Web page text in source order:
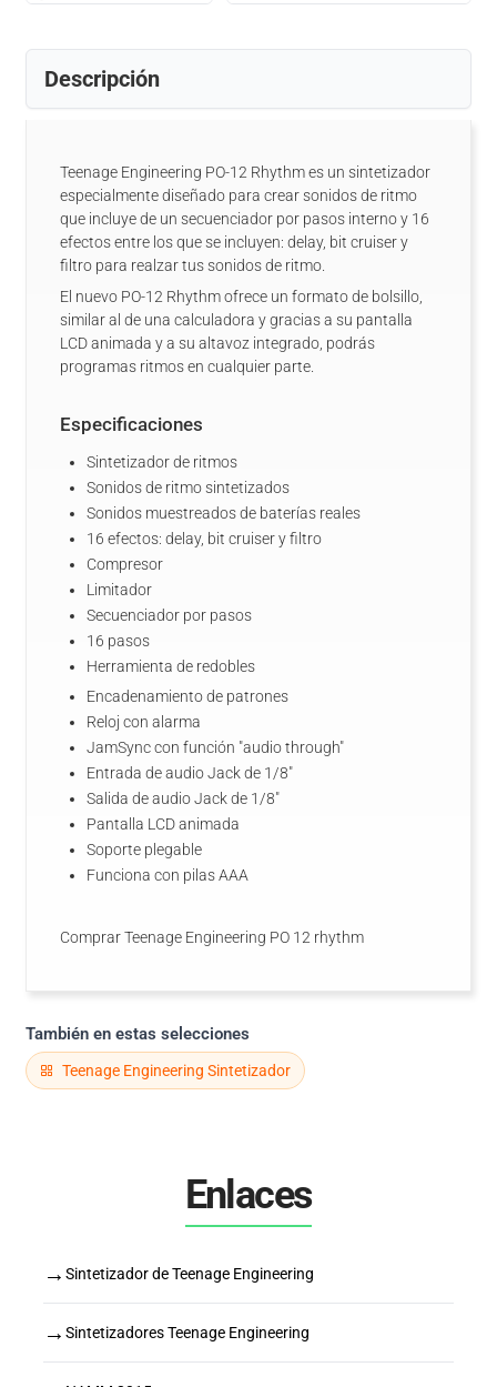
Descripción
Teenage Engineering PO-12 Rhythm es un sintetizador
especialmente diseñado para crear sonidos de ritmo
que incluye de un secuenciador por pasos interno y 16
efectos entre los que se incluyen: delay, bit cruiser y
filtro para realzar tus sonidos de ritmo.
El nuevo PO-12 Rhythm ofrece un formato de bolsillo,
similar al de una calculadora y gracias a su pantalla
LCD animada y a su altavoz integrado, podrás
programas ritmos en cualquier parte.
Especificaciones
Sintetizador de ritmos
Sonidos de ritmo sintetizados
Sonidos muestreados de baterías reales
16 efectos: delay, bit cruiser y filtro
Compresor
Limitador
Secuenciador por pasos
16 pasos
Herramienta de redobles
Encadenamiento de patrones
Reloj con alarma
JamSync con función "audio through"
Entrada de audio Jack de 1/8"
Salida de audio Jack de 1/8"
Pantalla LCD animada
Soporte plegable
Funciona con pilas AAA
Comprar Teenage Engineering PO 12 rhythm
También en estas selecciones
Teenage Engineering Sintetizador
Enlaces
→ Sintetizador de Teenage Engineering
→ Sintetizadores Teenage Engineering